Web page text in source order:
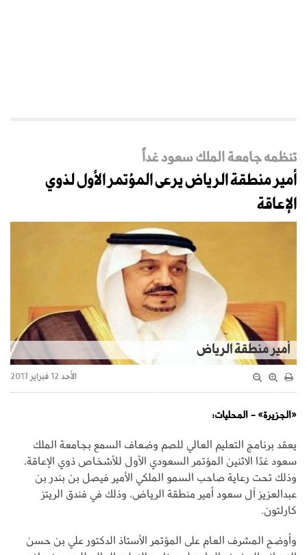
تنظمه جامعة الملك سعود غداً
أمير منطقة الرياض يرعى المؤتمر الأول لذوي
الإعاقة
أمير منطقة الرياض
الأحد 12 فبراير 2017
«الجزيرة» - المحليات:
يعقد برنامج التعليم العالي للصم وضعاف السمع بجامعة الملك
سعود غدًا الاثنين المؤتمر السعودي الأول للأشخاص ذوي الإعاقة،
وذلك تحت رعاية صاحب السمو الملكي الأمير فيصل بن بندر بن
عبدالعزيز آل سعود أمير منطقة الرياض، وذلك في فندق الريتز
كارلتون.
وأوضح المشرف العام على المؤتمر الأستاذ الدكتور علي بن حسن